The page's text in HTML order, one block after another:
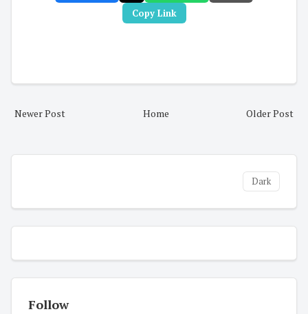
Copy Link
Newer Post Older Post
Home
Dark
Follow